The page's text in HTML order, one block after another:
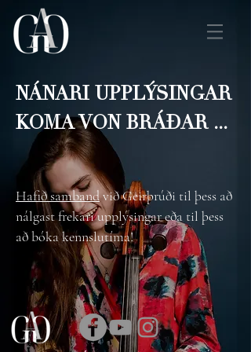
NÁNARI UPPLÝSINGAR
KOMA VON BRÁÐAR ...
Hafið sambandvið Geirþrúði til þess að
nálgast frekari upplýsingar eða til þess
að bóka kennslutíma!